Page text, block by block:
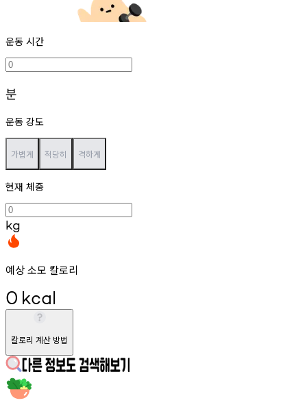
운동 시간
분
운동 강도
가볍게 적당히 격하게
현재 체중
kg
예상 소모 칼로리
0 kcal
칼로리 계산 방법